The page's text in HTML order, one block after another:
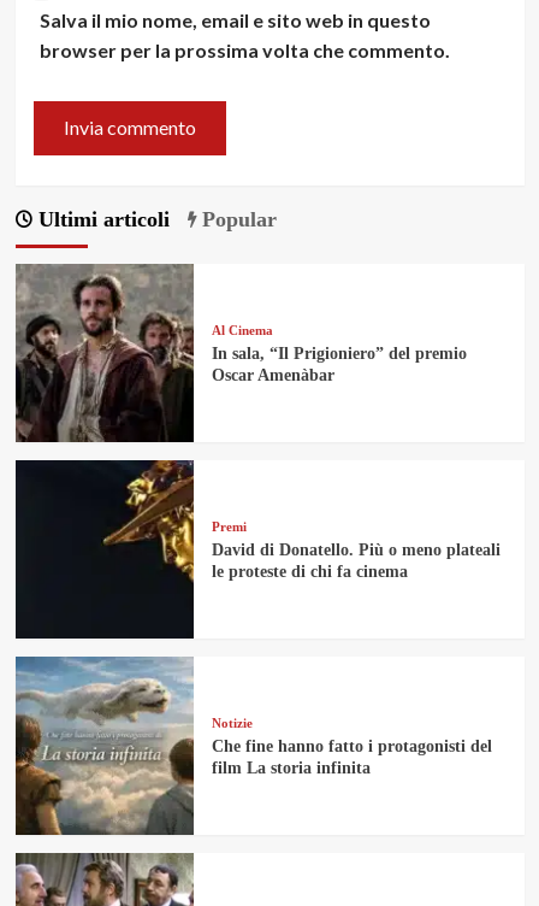
Salva il mio nome, email e sito web in questo
browser per la prossima volta che commento.
Ultimi articoli Popular
Al Cinema
In sala, “Il Prigioniero” del premio
Oscar Amenàbar
Premi
David di Donatello. Più o meno plateali
le proteste di chi fa cinema
Notizie
Che fine hanno fatto i protagonisti del
film La storia infinita